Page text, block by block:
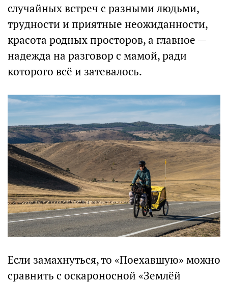
случайных встреч с разными людьми,
трудности и приятные неожиданности,
красота родных просторов, а главное —
надежда на разговор с мамой, ради
которого всё и затевалось.
Если замахнуться, то «Поехавшую» можно
сравнить с оскароносной «Землёй